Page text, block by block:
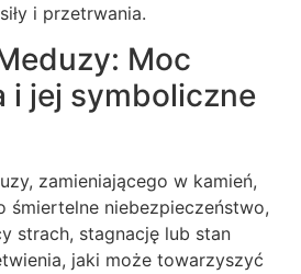
i przetrwania.
Moc
i jej symboliczne
zamieniającego w kamień,
śmiertelne niebezpieczeństwo,
strach, stagnację lub stan
jaki może towarzyszyć